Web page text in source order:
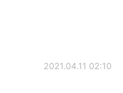
2021.04.11 02:10